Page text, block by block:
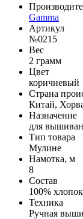
Gamma
Артикул
№0215
Вес
2 грамм
Цвет
коричневый
Страна
Китай,
Назначение
для
Тип товара
Мулине
Намотка, м
8
Состав
100% хлопок
Техника
Ручная